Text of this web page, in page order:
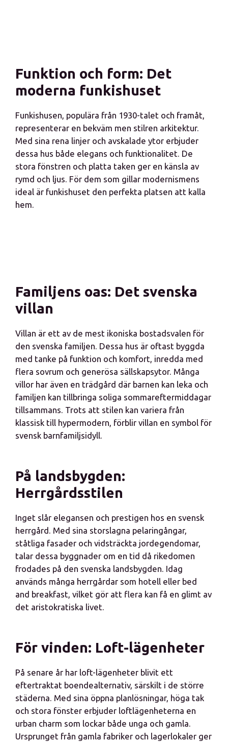
Funktion och form: Det
moderna funkishuset
Funkishusen, populära från 1930-talet och framåt,
representerar en bekväm men stilren arkitektur.
Med sina rena linjer och avskalade ytor erbjuder
dessa hus både elegans och funktionalitet. De
stora fönstren och platta taken ger en känsla av
rymd och ljus. För dem som gillar modernismens
ideal är funkishuset den perfekta platsen att kalla
hem.
Familjens oas: Det svenska
villan
Villan är ett av de mest ikoniska bostadsvalen för
den svenska familjen. Dessa hus är oftast byggda
med tanke på funktion och komfort, inredda med
flera sovrum och generösa sällskapsytor. Många
villor har även en trädgård där barnen kan leka och
familjen kan tillbringa soliga sommareftermiddagar
tillsammans. Trots att stilen kan variera från
klassisk till hypermodern, förblir villan en symbol för
svensk barnfamiljsidyll.
På landsbygden:
Herrgårdsstilen
Inget slår elegansen och prestigen hos en svensk
herrgård. Med sina storslagna pelaringångar,
ståtliga fasader och vidsträckta jordegendomar,
talar dessa byggnader om en tid då rikedomen
frodades på den svenska landsbygden. Idag
används många herrgårdar som hotell eller bed
and breakfast, vilket gör att flera kan få en glimt av
det aristokratiska livet.
För vinden: Loft-lägenheter
På senare år har loft-lägenheter blivit ett
eftertraktat boendealternativ, särskilt i de större
städerna. Med sina öppna planlösningar, höga tak
och stora fönster erbjuder loftlägenheterna en
urban charm som lockar både unga och gamla.
Ursprunget från gamla fabriker och lagerlokaler ger